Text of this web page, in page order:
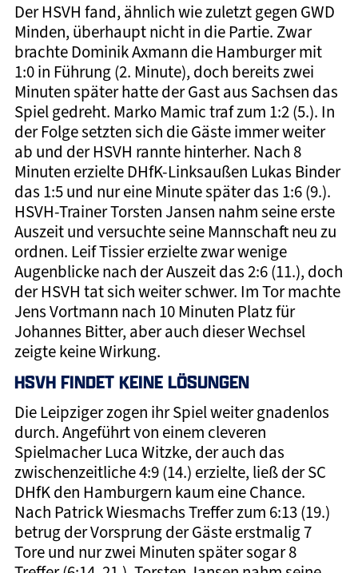
Der HSVH fand, ähnlich wie zuletzt gegen GWD
Minden, überhaupt nicht in die Partie. Zwar
brachte Dominik Axmann die Hamburger mit
1:0 in Führung (2. Minute), doch bereits zwei
Minuten später hatte der Gast aus Sachsen das
Spiel gedreht. Marko Mamic traf zum 1:2 (5.). In
der Folge setzten sich die Gäste immer weiter
ab und der HSVH rannte hinterher. Nach 8
Minuten erzielte DHfK-Linksaußen Lukas Binder
das 1:5 und nur eine Minute später das 1:6 (9.).
HSVH-Trainer Torsten Jansen nahm seine erste
Auszeit und versuchte seine Mannschaft neu zu
ordnen. Leif Tissier erzielte zwar wenige
Augenblicke nach der Auszeit das 2:6 (11.), doch
der HSVH tat sich weiter schwer. Im Tor machte
Jens Vortmann nach 10 Minuten Platz für
Johannes Bitter, aber auch dieser Wechsel
zeigte keine Wirkung.
HSVH FINDET KEINE LÖSUNGEN
Die Leipziger zogen ihr Spiel weiter gnadenlos
durch. Angeführt von einem cleveren
Spielmacher Luca Witzke, der auch das
zwischenzeitliche 4:9 (14.) erzielte, ließ der SC
DHfK den Hamburgern kaum eine Chance.
Nach Patrick Wiesmachs Treffer zum 6:13 (19.)
betrug der Vorsprung der Gäste erstmalig 7
Tore und nur zwei Minuten später sogar 8